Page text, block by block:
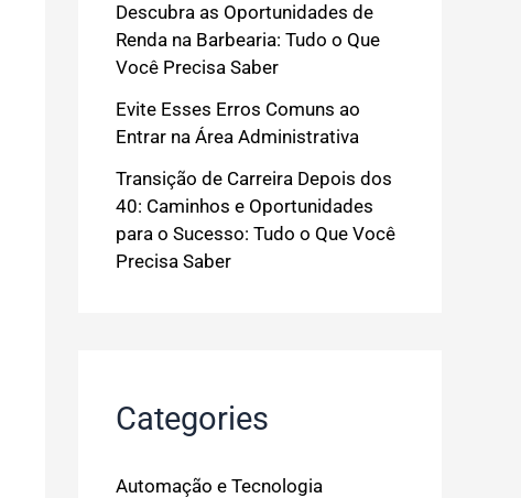
Descubra as Oportunidades de
Renda na Barbearia: Tudo o Que
Você Precisa Saber
Evite Esses Erros Comuns ao
Entrar na Área Administrativa
Transição de Carreira Depois dos
40: Caminhos e Oportunidades
para o Sucesso: Tudo o Que Você
Precisa Saber
Categories
Automação e Tecnologia